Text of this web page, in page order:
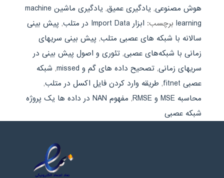
هوش مصنوعی, یادگیری عمیق,
یادگیری ماشین machine
learning برچسب: ابزار Import Data در متلب , پیش بینی
سالانه با شبکه های عصبی متلب, پیش بینی سریهای
زمانی با شبکه‌های عصبی, تئوری و اصول پیش بینی در
سریهای زمانی, تصحیح داده های گم و missed , شبکه
عصبی fitnet
, طریقه وارد کردن فایل اکسل در متلب,
محاسبه MSE و RMSE
,
مفهوم NAN در داده ها یک پروژه
شبکه عصبی